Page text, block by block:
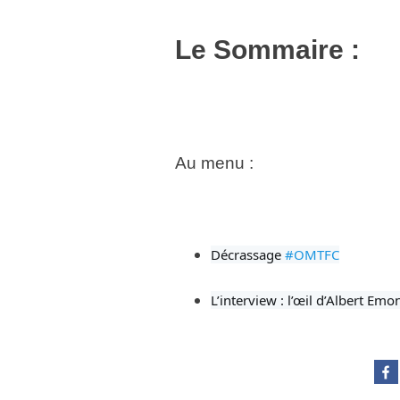
Le Sommaire :
Au menu :
Décrassage #OMTFC
L’interview : l’œil d’Albert